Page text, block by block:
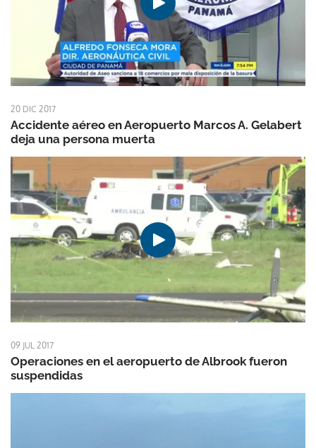
20 DIC 2017
Accidente aéreo en Aeropuerto Marcos A. Gelabert
deja una persona muerta
09 JUL 2017
Operaciones en el aeropuerto de Albrook fueron
suspendidas